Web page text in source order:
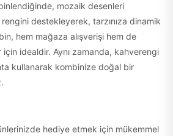
mozaik desenleri
destekleyerek, tarzınıza dinamik
hem mağaza alışverişi hem de
idealdir. Aynı zamanda, kahverengi
kullanarak kombinize doğal bir
hediye etmek için mükemmel